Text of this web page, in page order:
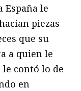
España le
piezas
que su
a quien le
le contó lo de
en